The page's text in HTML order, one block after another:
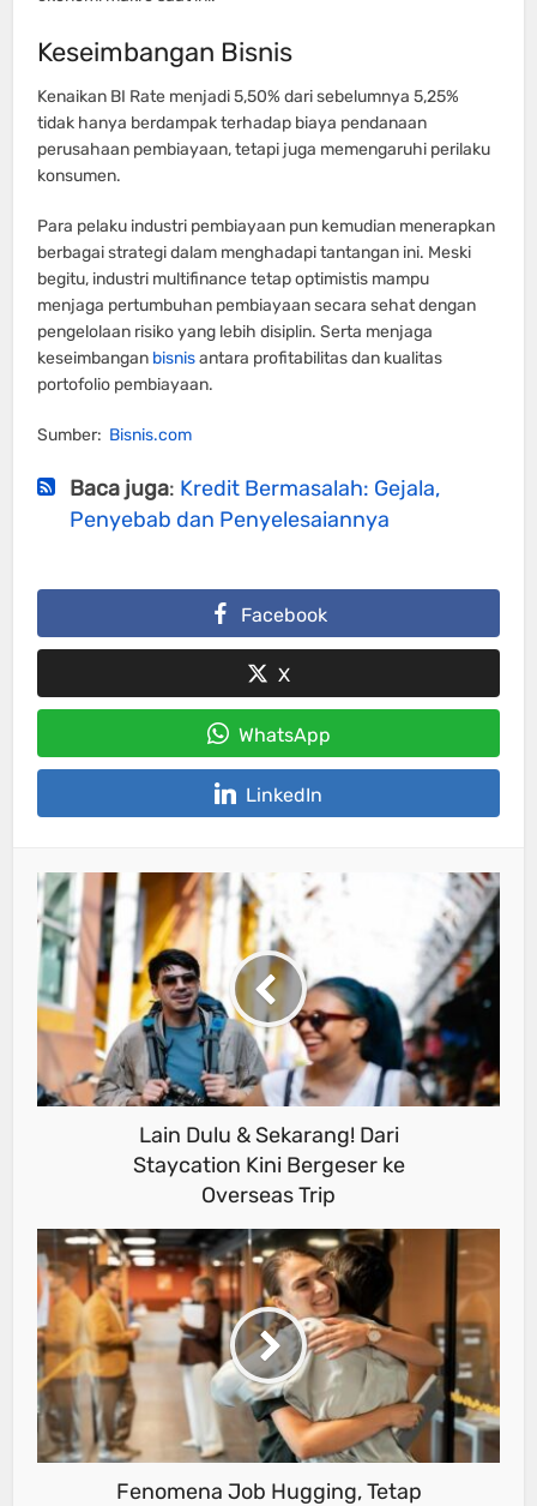
Keseimbangan Bisnis
Kenaikan BI Rate menjadi 5,50% dari sebelumnya 5,25%
tidak hanya berdampak terhadap biaya pendanaan
perusahaan pembiayaan, tetapi juga memengaruhi perilaku
konsumen.
Para pelaku industri pembiayaan pun kemudian menerapkan
berbagai strategi dalam menghadapi tantangan ini. Meski
begitu, industri multifinance tetap optimistis mampu
menjaga pertumbuhan pembiayaan secara sehat dengan
pengelolaan risiko yang lebih disiplin. Serta menjaga
keseimbangan bisnisantara profitabilitas dan kualitas
portofolio pembiayaan.
Sumber: Bisnis.com
Baca juga: Kredit Bermasalah: Gejala,
Penyebab dan Penyelesaiannya
Facebook
X
WhatsApp
LinkedIn
Lain Dulu & Sekarang! Dari
Staycation Kini Bergeser ke
Overseas Trip
Fenomena Job Hugging, Tetap